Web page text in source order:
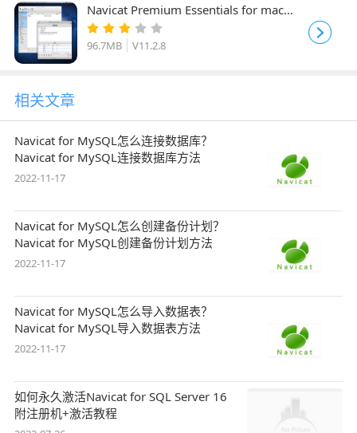
Navicat Premium Essentials for mac
V11.2.8 苹果电脑版
96.7MB V11.2.8
相关文章
Navicat for MySQL怎么连接数据库？
Navicat for MySQL连接数据库方法
2022-11-17
Navicat for MySQL怎么创建备份计划？
Navicat for MySQL创建备份计划方法
2022-11-17
Navicat for MySQL怎么导入数据表？
Navicat for MySQL导入数据表方法
2022-11-17
如何永久激活Navicat for SQL Server 16
附注册机+激活教程